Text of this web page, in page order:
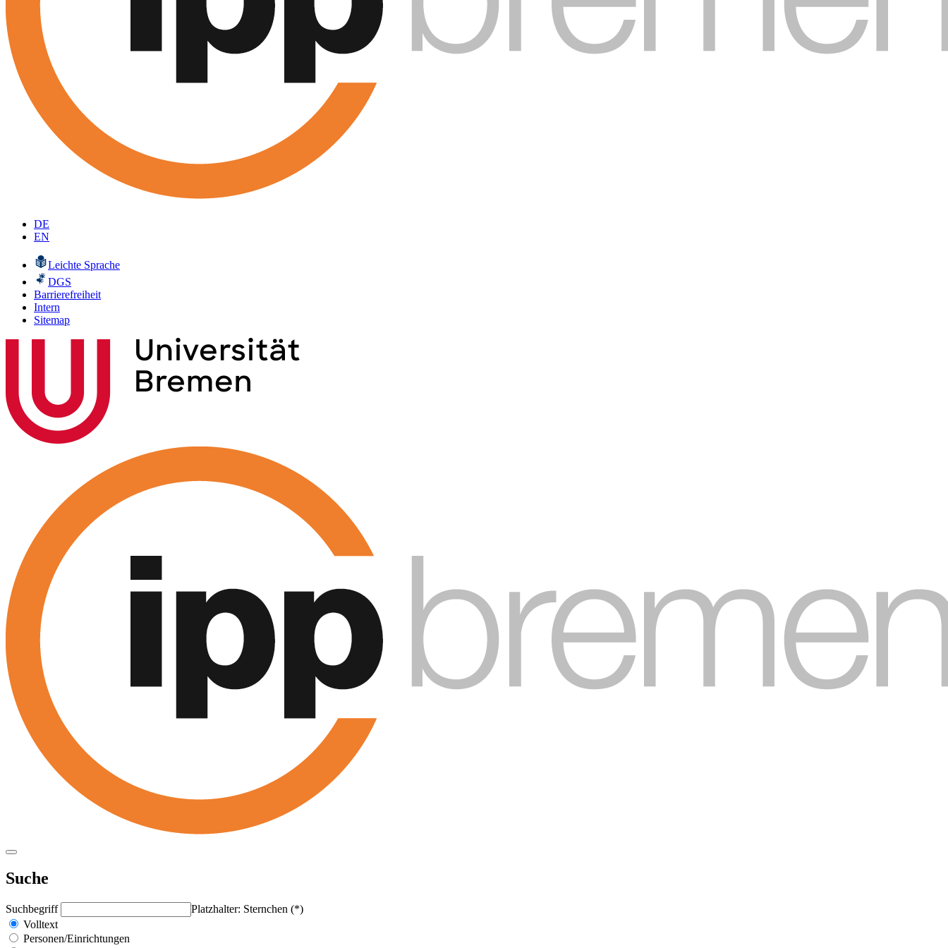
DE
EN
Leichte Sprache
DGS
Barrierefreiheit
Intern
Sitemap
Suche
Suchbegriff
Platzhalter: Sternchen (*)
Volltext
Personen/Einrichtungen